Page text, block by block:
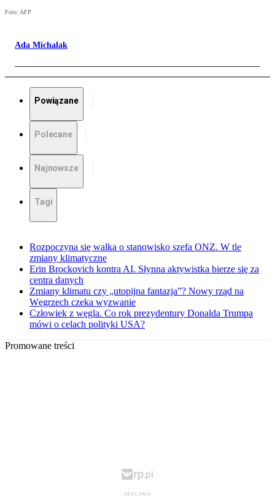
Foto: AFP
Ada Michalak
Powiązane
Polecane
Najnowsze
Tagi
Rozpoczyna się walka o stanowisko szefa ONZ. W tle
zmiany klimatyczne
Erin Brockovich kontra AI. Słynna aktywistka bierze się za
centra danych
Zmiany klimatu czy „utopijna fantazja”? Nowy rząd na
Węgrzech czeka wyzwanie
Człowiek z węgla. Co rok prezydentury Donalda Trumpa
mówi o celach polityki USA?
Promowane treści